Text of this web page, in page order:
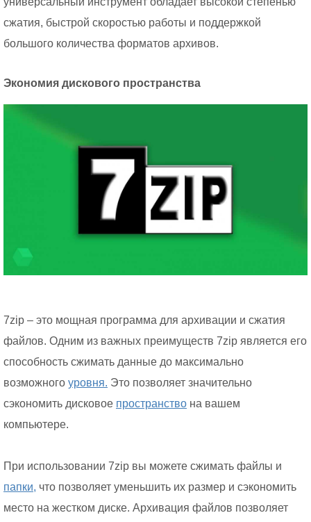
сжатия, быстрой скоростью работы и поддержкой
большого количества форматов архивов.
Экономия дискового пространства
7zip – это мощная программа для архивации и сжатия
файлов. Одним из важных преимуществ 7zip является его
способность сжимать данные до максимально
возможного уровня. Это позволяет значительно
сэкономить дисковое пространство на вашем
компьютере.
При использовании 7zip вы можете сжимать файлы и
папки, что позволяет уменьшить их размер и сэкономить
место на жестком диске. Архивация файлов позволяет